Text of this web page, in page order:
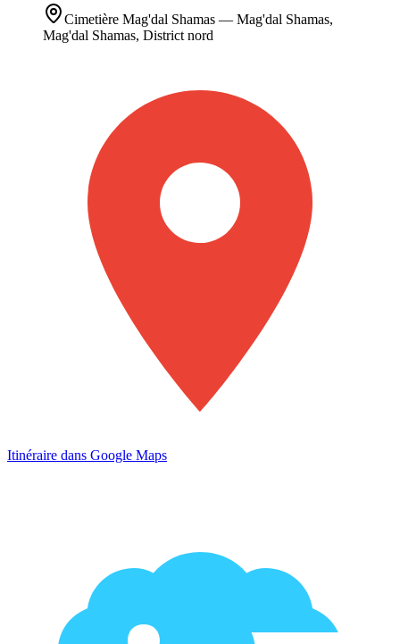
Cimetière Mag'dal Shamas — Mag'dal Shamas,
Mag'dal Shamas, District nord
Itinéraire dans Google Maps